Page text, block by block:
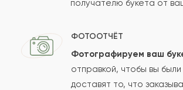
Отзыв
получателю букета от
ФОТООТЧЁТ
Фотографируем ваш
отправкой, чтобы вы
доставят то, что